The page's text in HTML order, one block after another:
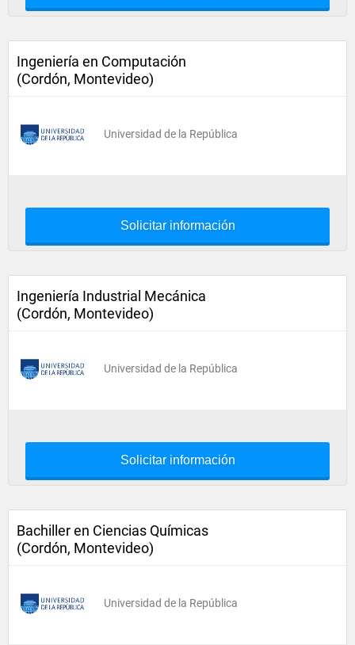
Ingeniería en Computación
(Cordón, Montevideo)
Universidad de la República
Solicitar información
Ingeniería Industrial Mecánica
(Cordón, Montevideo)
Universidad de la República
Solicitar información
Bachiller en Ciencias Químicas
(Cordón, Montevideo)
Universidad de la República